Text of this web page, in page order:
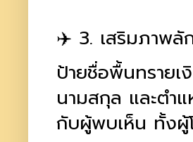
✈️ 3. เสริมภาพ
ป้ายชื่อพื้นทรายเ
นามสกุล และตำ
กับผู้พบเห็น ทั้งผู้